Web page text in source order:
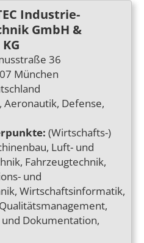
Industrie-
GmbH &
36
München
Defense,
(Wirtschafts-)
Luft- und
Fahrzeugtechnik,
und
Wirtschaftsinformatik,
Dokumentation,